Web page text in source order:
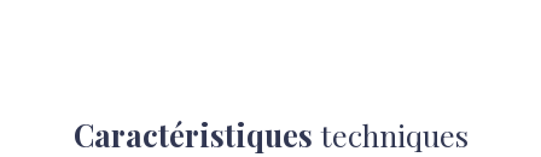
Caractéristiques techniques